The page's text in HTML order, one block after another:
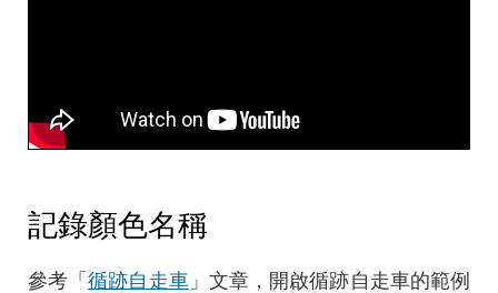
記錄顏色名稱
參考「循跡自走車」文章，開啟循跡自走車的範例